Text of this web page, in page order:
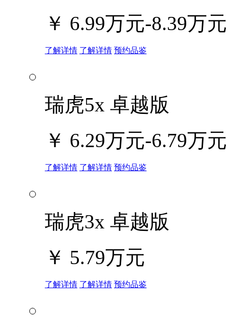
￥ 6.99万元-8.39万元
了解详情 了解详情 预约品鉴
瑞虎5x 卓越版
￥ 6.29万元-6.79万元
了解详情 了解详情 预约品鉴
瑞虎3x 卓越版
￥ 5.79万元
了解详情 了解详情 预约品鉴